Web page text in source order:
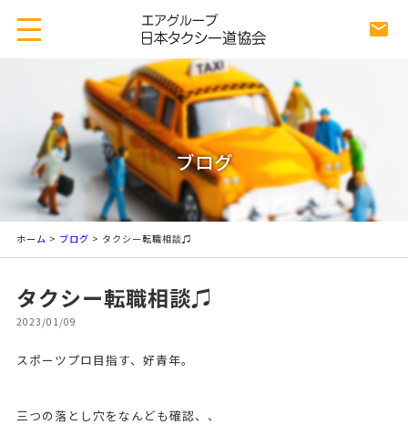
ブログ
ホーム > ブログ > タクシー転職相談♫
タクシー転職相談♫
2023/01/09
スポーツプロ目指す、好青年。
三つの落とし穴をなんども確認、、